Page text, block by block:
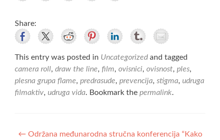
Share:
This entry was posted in Uncategorized and tagged
camera roll, draw the line, film, ovisnici, ovisnost, ples,
plesna grupa flame, predrasude, prevencija, stigma, udruga
filmaktiv, udruga vida. Bookmark the permalink.
Post
← Održana međunarodna stručna konferencija “Kako